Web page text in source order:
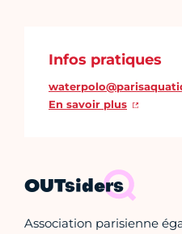
Infos pratiques
En savoir plus
OUTsiders
Association parisienne